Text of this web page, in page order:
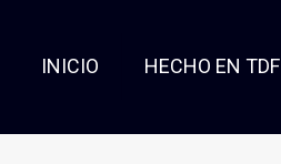
INICIO HECHO EN TDF